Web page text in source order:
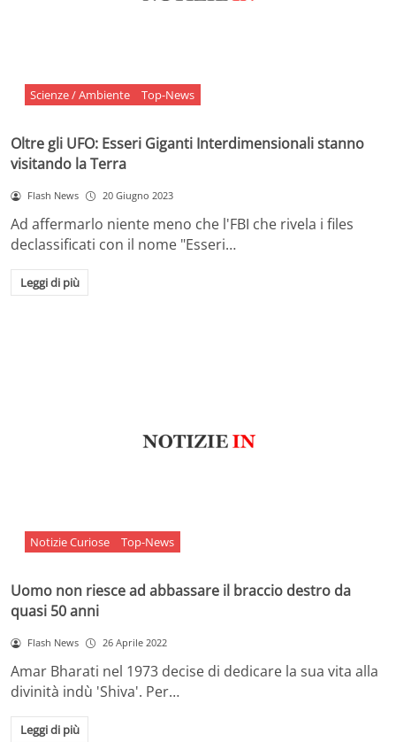
Scienze / Ambiente Top-News
Oltre gli UFO: Esseri Giganti Interdimensionali stanno
visitando la Terra
Flash News 20 Giugno 2023
Ad affermarlo niente meno che l'FBI che rivela i files
declassificati con il nome "Esseri…
Leggi di più
Notizie Curiose Top-News
Uomo non riesce ad abbassare il braccio destro da
quasi 50 anni
Flash News 26 Aprile 2022
Amar Bharati nel 1973 decise di dedicare la sua vita alla
divinità indù 'Shiva'. Per…
Leggi di più